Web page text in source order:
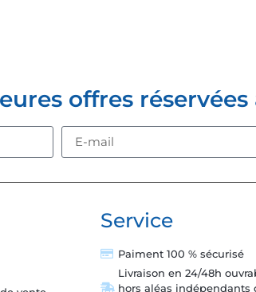
offres
Service
Paiment 100 % sécurisé
Livraison en 24/48h
hors aléas indépendants